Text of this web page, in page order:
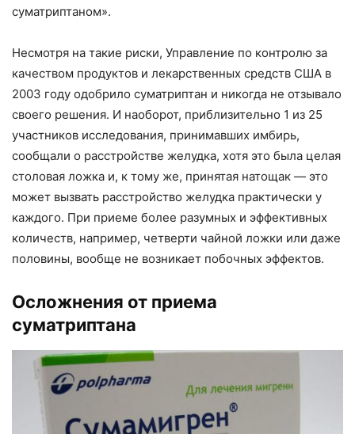
суматриптаном».
Несмотря на такие риски, Управление по контролю за
качеством продуктов и лекарственных средств США в
2003 году одобрило суматриптан и никогда не отзывало
своего решения. И наоборот, приблизительно 1 из 25
участников исследования, принимавших имбирь,
сообщали о расстройстве желудка, хотя это была целая
столовая ложка и, к тому же, принятая натощак — это
может вызвать расстройство желудка практически у
каждого. При приеме более разумных и эффективных
количеств, например, четверти чайной ложки или даже
половины, вообще не возникает побочных эффектов.
Осложнения от приема
суматриптана